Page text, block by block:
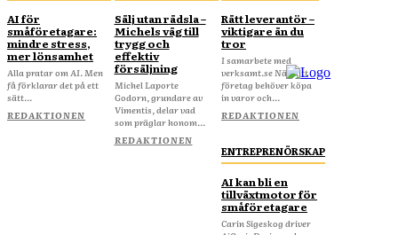
AI för
småföretagare:
mindre stress,
mer lönsamhet
Alla pratar om AI. Men
få förklarar det på ett
sätt...
REDAKTIONEN
Sälj utan rädsla –
Michels väg till
trygg och
effektiv
försäljning
Michel Laporte
Godorn, grundare av
Vimentis, delar vad
som präglar honom...
REDAKTIONEN
Rätt leverantör –
viktigare än du
tror
I samarbete med
verksamt.se När ditt
företag behöver köpa
in varor och...
REDAKTIONEN
ENTREPRENÖRSKAP
AI kan bli en
tillväxtmotor för
småföretagare
Carin Sigeskog driver